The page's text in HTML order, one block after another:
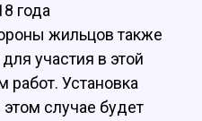
года
жильцов также
участия в этой
Установка
случае будет